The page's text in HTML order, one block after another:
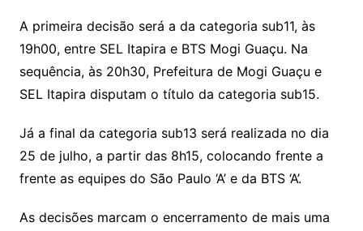
A primeira decisão será a da categoria sub11, às
19h00, entre SEL Itapira e BTS Mogi Guaçu. Na
sequência, às 20h30, Prefeitura de Mogi Guaçu e
SEL Itapira disputam o título da categoria sub15.
Já a final da categoria sub13 será realizada no dia
25 de julho, a partir das 8h15, colocando frente a
frente as equipes do São Paulo ‘A’ e da BTS ‘A’.
As decisões marcam o encerramento de mais uma